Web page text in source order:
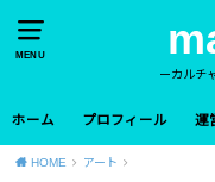
MENU
ーカルチ
ホーム プロフィール 運
HOME アート